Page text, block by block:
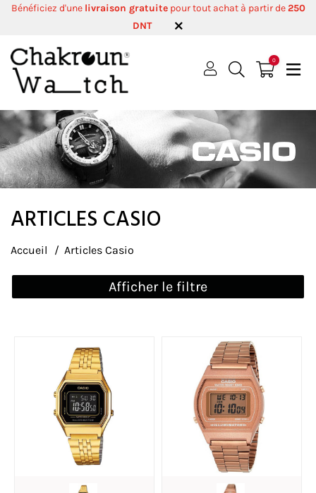
Bénéficiez d'une livraison gratuitepour tout achat à partir de250
DNT
0
ARTICLES CASIO
Accueil Articles Casio
Afficher le filtre